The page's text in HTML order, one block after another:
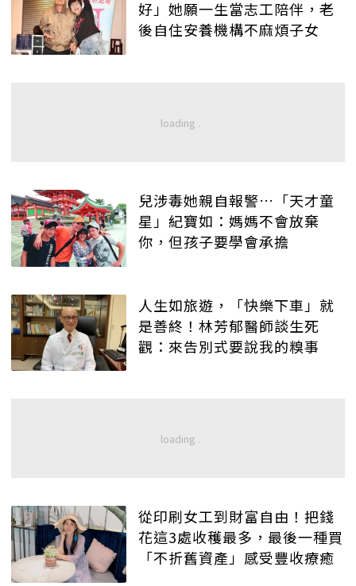
好」她願一生當志工陪伴，老
後自住安養機構不麻煩子女
兒涉毒她親自報警…「天才童
星」紀寶如：媽媽不會放棄
你，但孩子要學會承擔
人生如旅遊，「快樂下車」就
是善終！林芳郁醫師談生死
觀：來告別式要說我的糗事
從印刷女工到財富自由！把錢
花這3處收穫最多，最後一種買
「不折舊資產」感受豐收療癒